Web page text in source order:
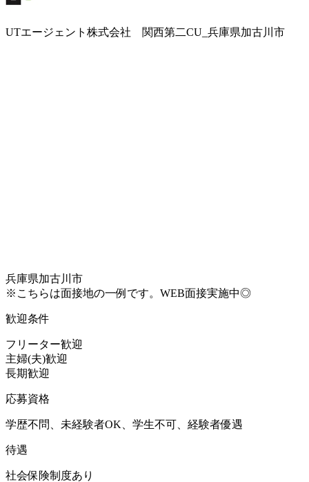
UTエージェント株式会社 関西第二CU_兵庫県加古川市
兵庫県加古川市
※こちらは面接地の一例です。WEB面接実施中◎
歓迎条件
フリーター歓迎
主婦(夫)歓迎
長期歓迎
応募資格
学歴不問、未経験者OK、学生不可、経験者優遇
待遇
社会保険制度あり